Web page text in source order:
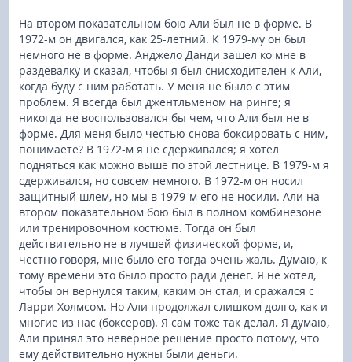
На втором показательном бою Али был не в форме. В
1972-м он двигался, как 25-летний. К 1979-му он был
немного не в форме. Анджело Данди зашел ко мне в
раздевалку и сказал, чтобы я был снисходителен к Али,
когда буду с ним работать. У меня не было с этим
проблем. Я всегда был джентльменом на ринге; я
никогда не воспользовался бы чем, что Али был не в
форме. Для меня было честью снова боксировать с ним,
понимаете? В 1972-м я не сдерживался; я хотел
подняться как можно выше по этой лестнице. В 1979-м я
сдерживался, но совсем немного. В 1972-м он носил
защитный шлем, но мы в 1979-м его не носили. Али на
втором показательном бою был в полном комбинезоне
или тренировочном костюме. Тогда он был
действительно не в лучшей физической форме, и,
честно говоря, мне было его тогда очень жаль. Думаю, к
тому времени это было просто ради денег. Я не хотел,
чтобы он вернулся таким, каким он стал, и сражался с
Ларри Холмсом. Но Али продолжал слишком долго, как и
многие из нас (боксеров). Я сам тоже так делал. Я думаю,
Али принял это неверное решение просто потому, что
ему действительно нужны были деньги.